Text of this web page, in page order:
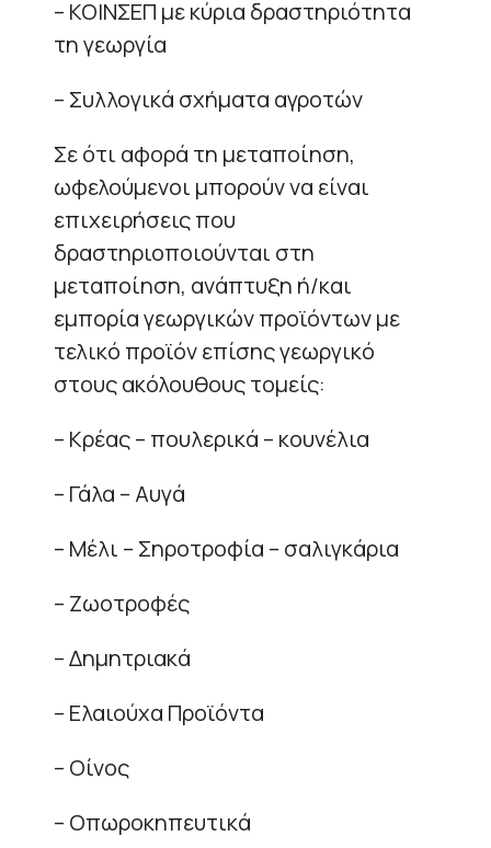
– ΚΟΙΝΣΕΠ με κύρια δραστηριότητα
τη γεωργία
– Συλλογικά σχήματα αγροτών
Σε ότι αφορά τη μεταποίηση,
ωφελούμενοι μπορούν να είναι
επιχειρήσεις που
δραστηριοποιούνται στη
μεταποίηση, ανάπτυξη ή/και
εμπορία γεωργικών προϊόντων με
τελικό προϊόν επίσης γεωργικό
στους ακόλουθους τομείς:
– Κρέας – πουλερικά – κουνέλια
– Γάλα – Αυγά
– Μέλι – Σηροτροφία – σαλιγκάρια
– Ζωοτροφές
– Δημητριακά
– Ελαιούχα Προϊόντα
– Οίνος
– Οπωροκηπευτικά